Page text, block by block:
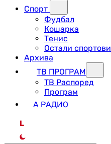
Спорт
Фудбал
Кошарка
Тенис
Остали спортови
Архива
ТВ ПРОГРАМ
ТВ Распоред
Програм
А РАДИО
L